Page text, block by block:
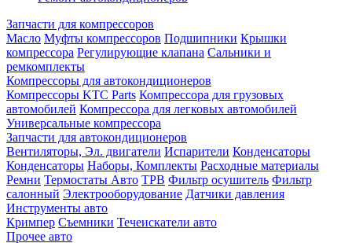
Запчасти для компрессоров
Масло Муфты компрессоров Подшипники Крышки
компрессора Регулирующие клапана Сальники и
ремкомплекты
Компрессоры для автокондиционеров
Компрессоры KTC Parts Компрессора для грузовых
автомобилей Компрессора для легковых автомобилей
Универсальные компрессора
Запчасти для автокондиционеров
Вентиляторы, Эл. двигатели Испарители Конденсаторы
Конденсаторы Наборы, Комплекты Расходные материалы
Ремни Термостаты Авто ТРВ Фильтр осушитель Фильтр
салонный Электрооборудование Датчики давления
Инструменты авто
Кримпер Съемники Течеискатели авто
Прочее авто